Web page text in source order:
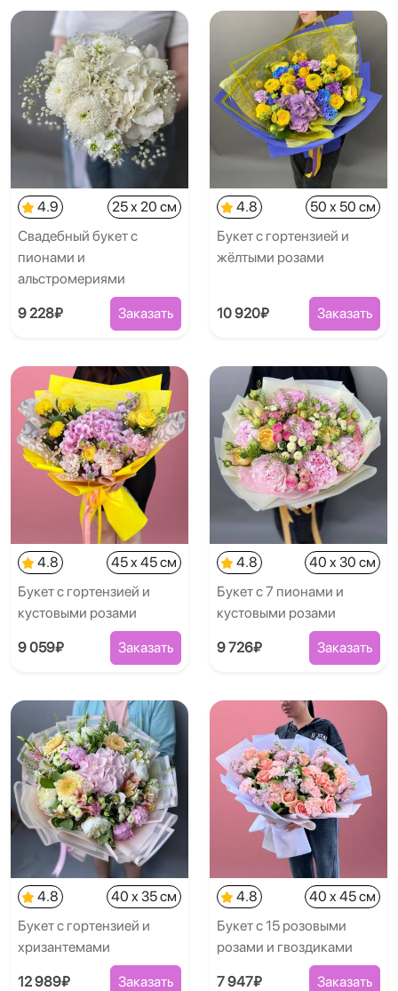
4.9
25 x 20 см
Свадебный букет с
пионами и
альстромериями
9 228₽ Заказать
4.8
50 x 50 см
Букет с гортензией и
жёлтыми розами
10 920₽ Заказать
4.8
45 x 45 см
Букет с гортензией и
кустовыми розами
9 059₽ Заказать
4.8
40 x 30 см
Букет с 7 пионами и
кустовыми розами
9 726₽ Заказать
4.8
40 x 35 см
Букет с гортензией и
хризантемами
12 989₽ Заказать
4.8
40 x 45 см
Букет с 15 розовыми
розами и гвоздиками
7 947₽ Заказать